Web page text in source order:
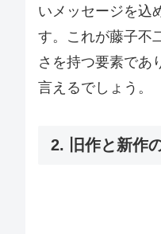
いメッセージを込
す。これが藤子不
さを持つ要素であ
言えるでしょう。
2. 旧作と新作